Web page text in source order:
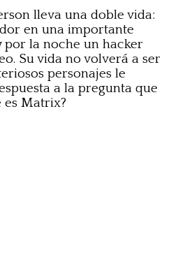
lleva una doble vida:
en una importante
por la noche un hacker
Su vida no volverá a ser
personajes le
a la pregunta que
es Matrix?